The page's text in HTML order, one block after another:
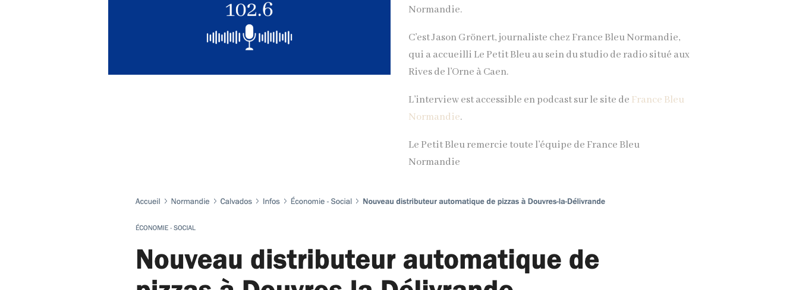
Normandie.
C’est Jason Grönert, journaliste chez France Bleu Normandie,
qui a accueilli Le Petit Bleu au sein du studio de radio situé aux
Rives de l’Orne à Caen.
L’interview est accessible en podcast sur le site de France Bleu
Normandie.
Le Petit Bleu remercie toute l’équipe de France Bleu
Normandie